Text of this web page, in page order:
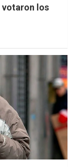
votaron los